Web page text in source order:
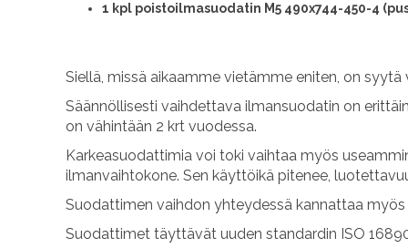
1 kpl poistoilmasuodatin M5 490x744-450-4
Siellä, missä aikaamme vietämme eniten, on
Säännöllisesti vaihdettava ilmansuodatin on
on vähintään 2 krt vuodessa.
Karkeasuodattimia voi toki vaihtaa myös
ilmanvaihtokone. Sen käyttöikä pitenee,
Suodattimen vaihdon yhteydessä kannattaa
Suodattimet täyttävät uuden standardin ISO